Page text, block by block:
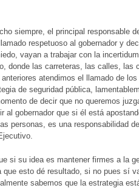
siempre, el principal responsable
respetuoso al gobernador y
vayan a trabajar con la
donde las carreteras, las calles,
atendimos el llamado de
de seguridad pública,
de decir que no queremos
al gobernador que si él está
personas, es una responsabilidad
si su idea es mantener firmes a la
que esto dé resultado, si no pues sí
sabemos que la estrategia